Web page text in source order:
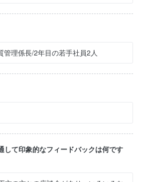
管理係長/2年目の若手社員2人
して印象的なフィードバックは何です